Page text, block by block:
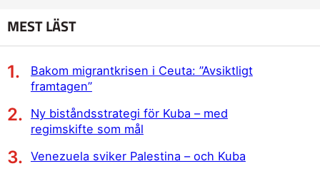
MEST LÄST
Bakom migrantkrisen i Ceuta: ”Avsiktligt
framtagen”
Ny biståndsstrategi för Kuba – med
regimskifte som mål
Venezuela sviker Palestina – och Kuba